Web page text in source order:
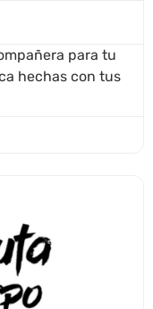
para tu
hechas con tus